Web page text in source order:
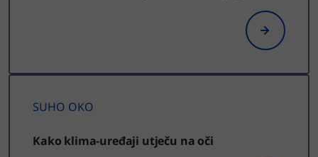
SUHO OKO
Kako klima-uređaji utječu na oči